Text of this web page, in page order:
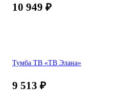
10 949 ₽
Тумба ТВ «ТВ Элана»
9 513 ₽